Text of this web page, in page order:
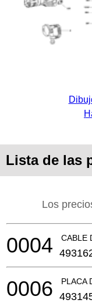
Lista de las
Los
CABLE
0004
PLACA
0006